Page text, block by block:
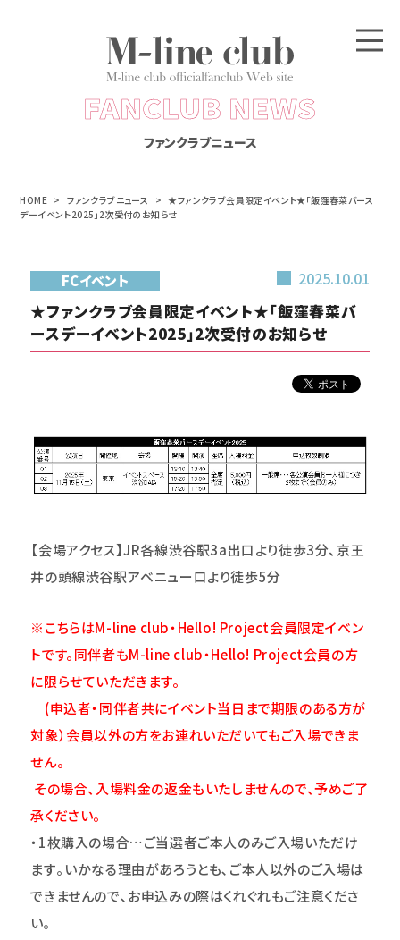
FANCLUB NEWS
ファンクラブニュース
HOME > ファンクラブニュース > ★ファンクラブ会員限定イベント★「飯窪春菜バース
デーイベント2025」2次受付のお知らせ
FCイベント 2025.10.01
★ファンクラブ会員限定イベント★「飯窪春菜バ
ースデーイベント2025」2次受付のお知らせ
【会場アクセス】JR各線渋谷駅3a出口より徒歩3分、京王
井の頭線渋谷駅アベニュー口より徒歩5分
※こちらはM-line club・Hello! Project会員限定イベン
トです。同伴者もM-line club・Hello! Project会員の方
に限らせていただきます。
(申込者・同伴者共にイベント当日まで期限のある方が
対象）会員以外の方をお連れいただいてもご入場できま
せん。
その場合、入場料金の返金もいたしませんので、予めご了
承ください。
・1枚購入の場合…ご当選者ご本人のみご入場いただけ
ます｡いかなる理由があろうとも､ご本人以外のご入場は
できませんので､お申込みの際はくれぐれもご注意くださ
い｡